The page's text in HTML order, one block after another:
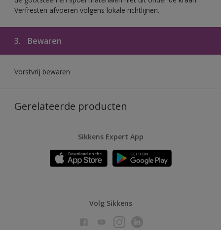
Verfresten afvoeren volgens lokale richtlijnen.
3. Bewaren
Vorstvrij bewaren
Gerelateerde producten
Sikkens Expert App
Volg Sikkens